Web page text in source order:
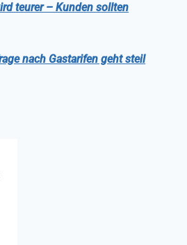
teurer – Kunden sollten
nach Gastarifen geht steil